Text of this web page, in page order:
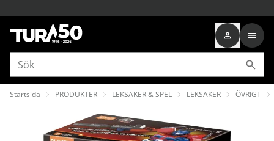
Startsida PRODUKTER LEKSAKER & SPEL LEKSAKER ÖVRIGT